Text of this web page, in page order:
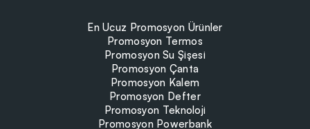
En Ucuz Promosyon Ürünler
Promosyon Termos
Promosyon Su Şişesi
Promosyon Çanta
Promosyon Kalem
Promosyon Defter
Promosyon Teknoloji
Promosyon Powerbank